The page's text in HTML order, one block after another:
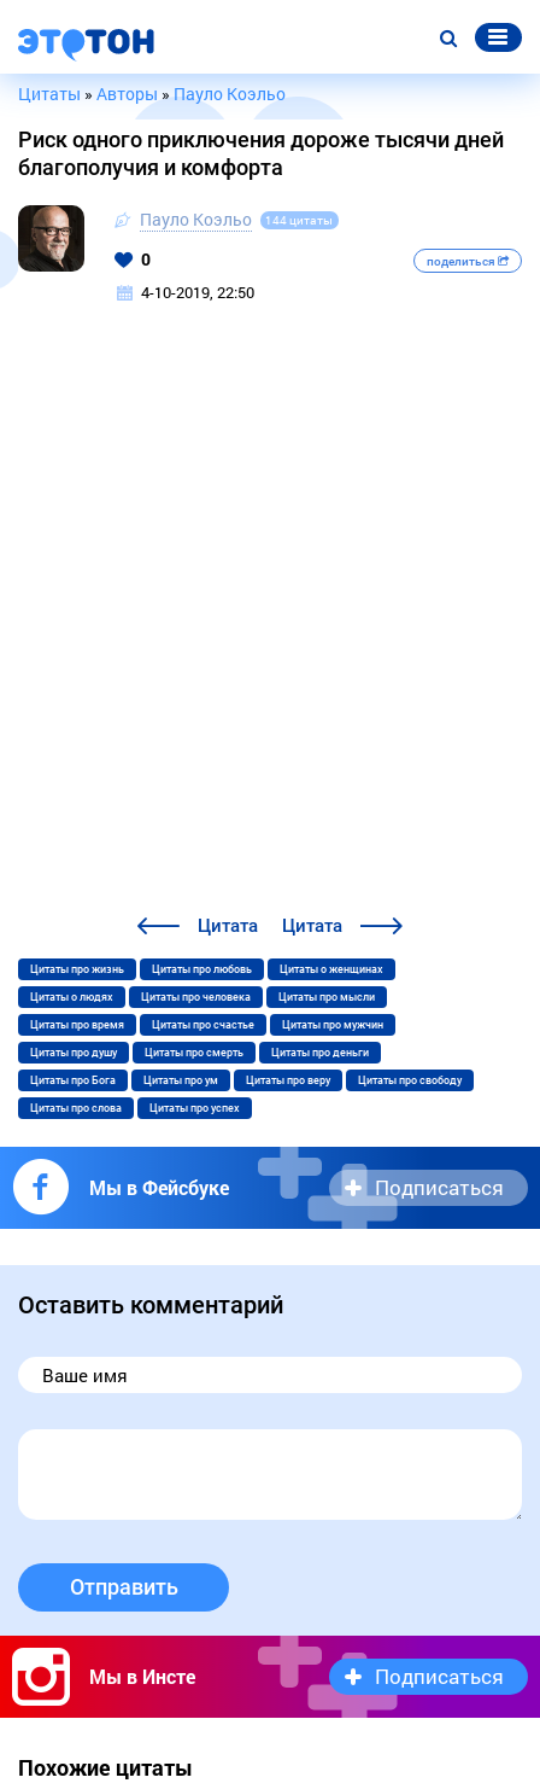
Цитаты » Авторы »Пауло Коэльо
Риск одного приключения дороже тысячи дней
благополучия и комфорта
Пауло Коэльо 144 цитаты
0 поделиться
4-10-2019, 22:50
Цитата Цитата
Цитаты про жизнь Цитаты про любовь Цитаты о женщинах
Цитаты о людях Цитаты про человека Цитаты про мысли
Цитаты про время Цитаты про счастье Цитаты про мужчин
Цитаты про душу Цитаты про смерть Цитаты про деньги
Цитаты про Бога Цитаты про ум Цитаты про веру Цитаты про свободу
Цитаты про слова Цитаты про успех
Мы в Фейсбуке Подписаться
Оставить комментарий
Отправить
Мы в Инсте Подписаться
Похожие цитаты